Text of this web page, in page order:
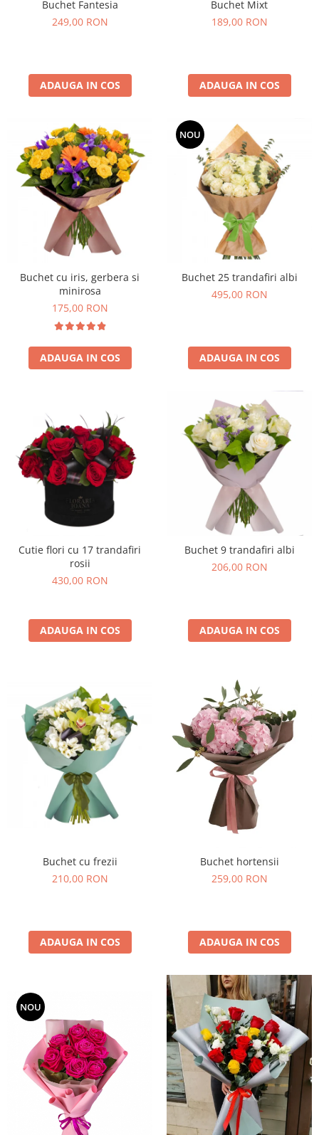
Buchet Fantesia
249,00 RON
ADAUGA IN COS
Buchet Mixt
189,00 RON
ADAUGA IN COS
Buchet cu iris, gerbera si
minirosa
175,00 RON
ADAUGA IN COS
NOU
Buchet 25 trandafiri albi
495,00 RON
ADAUGA IN COS
Cutie flori cu 17 trandafiri
rosii
430,00 RON
ADAUGA IN COS
Buchet 9 trandafiri albi
206,00 RON
ADAUGA IN COS
Buchet cu frezii
210,00 RON
ADAUGA IN COS
Buchet hortensii
259,00 RON
ADAUGA IN COS
NOU